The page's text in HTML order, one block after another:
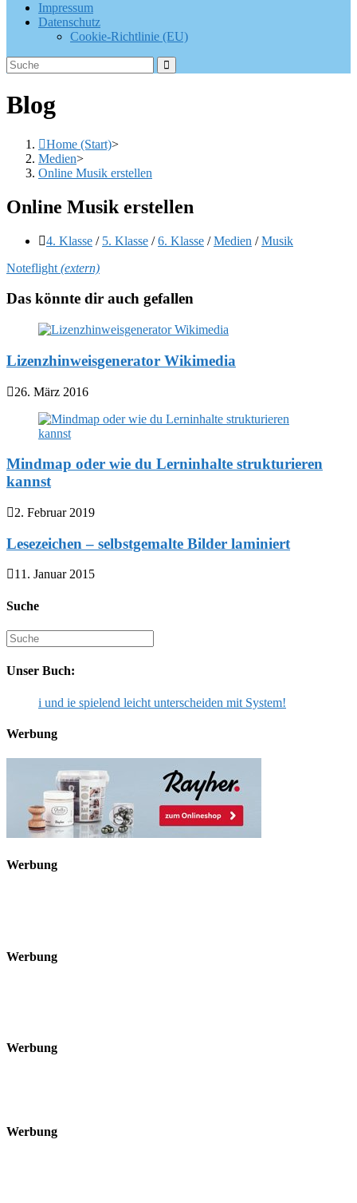
Impressum
Datenschutz
Cookie-Richtlinie (EU)
Blog
Home (Start)>
Medien>
Online Musik erstellen
Online Musik erstellen
Beitrags-
4. Klasse / 5. Klasse / 6. Klasse / Medien / Musik
Noteflight (extern)
Das könnte dir auch gefallen
Lizenzhinweisgenerator Wikimedia
26. März 2016
Mindmap oder wie du Lerninhalte strukturieren
kannst
2. Februar 2019
Lesezeichen – selbstgemalte Bilder laminiert
11. Januar 2015
Suche
Suche
nach:
Unser Buch:
i und ie spielend leicht unterscheiden mit System!
Werbung
Werbung
Werbung
Werbung
Werbung